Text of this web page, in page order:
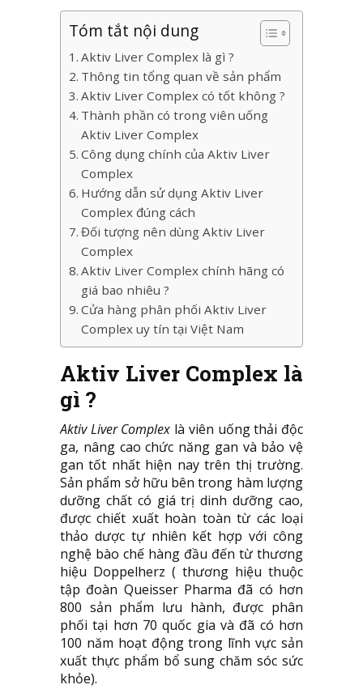
Tóm tắt nội dung
Aktiv Liver Complex là gì ?
Thông tin tổng quan về sản phẩm
Aktiv Liver Complex có tốt không ?
Thành phần có trong viên uống
Aktiv Liver Complex
Công dụng chính của Aktiv Liver
Complex
Hướng dẫn sử dụng Aktiv Liver
Complex đúng cách
Đối tượng nên dùng Aktiv Liver
Complex
Aktiv Liver Complex chính hãng có
giá bao nhiêu ?
Cửa hàng phân phối Aktiv Liver
Complex uy tín tại Việt Nam
Aktiv Liver Complex là
gì ?
Aktiv Liver Complex là viên uống thải độc
ga, nâng cao chức năng gan và bảo vệ
gan tốt nhất hiện nay trên thị trường.
Sản phẩm sở hữu bên trong hàm lượng
dưỡng chất có giá trị dinh dưỡng cao,
được chiết xuất hoàn toàn từ các loại
thảo dược tự nhiên kết hợp với công
nghệ bào chế hàng đầu đến từ thương
hiệu Doppelherz ( thương hiệu thuộc
tập đoàn Queisser Pharma đã có hơn
800 sản phẩm lưu hành, được phân
phối tại hơn 70 quốc gia và đã có hơn
100 năm hoạt động trong lĩnh vực sản
xuất thực phẩm bổ sung chăm sóc sức
khỏe).